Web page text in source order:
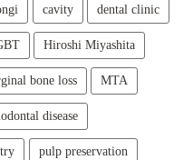
cavity dental clinic
Hiroshi Miyashita
bone loss MTA
disease
pulp preservation